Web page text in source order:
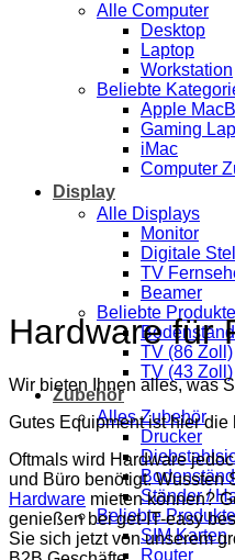
Alle Computer
Desktop
Laptop
Workstation
Beliebte
Apple
Gaming
iMac
Computer
Display
Alle Displays
Monitor
Digitale
TV
Beamer
Beliebte Produkte
TV (86 Zoll)
TV (43 Zoll)
Zubehör
Alles Zubehör
Drucker
Ständer /
Beliebte Produkte
SIM Karten
Router
Hardware für
Wir bieten Ihnen alles, was
Gutes Equipment ist hier die
Oftmals wird Hardware
und Büro benötigt. Wussten
Hardware mieten können?
genießen bei get-IT-easy
Sie sich jetzt von unserem